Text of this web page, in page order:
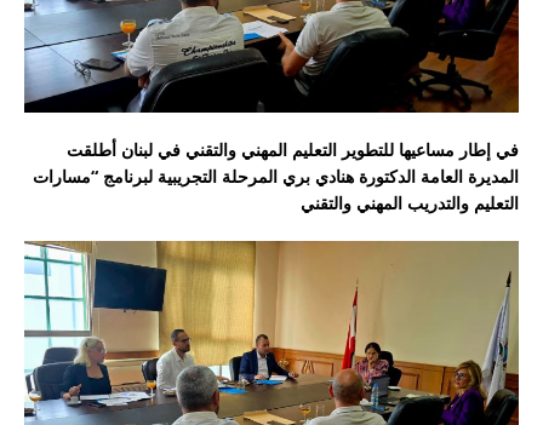
في إطار مساعيها للتطوير التعليم المهني والتقني في لبنان أطلقت
المديرة العامة الدكتورة هنادي بري المرحلة التجريبية لبرنامج “مسارات
التعليم والتدريب المهني والتقني